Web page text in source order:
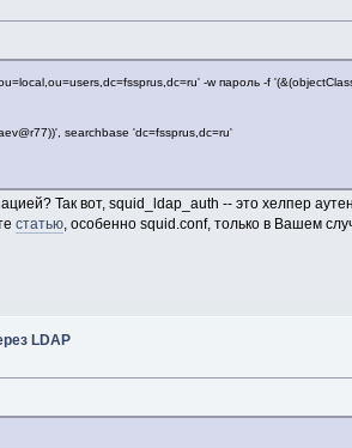
-w пароль -f
searchbase 'dc=fssprus,dc=ru'
Так вот, squid_ldap_auth -- это хелпер
статью, особенно squid.conf, только в Вашем
LDAP